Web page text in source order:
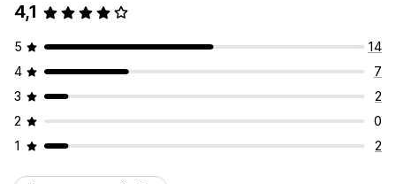
4,1
5
14
4
7
3
2
2
0
1
2